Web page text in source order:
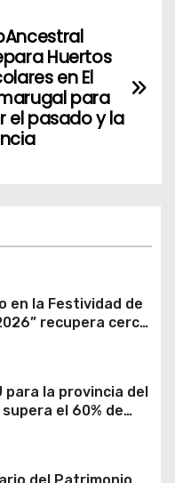
Huertos
en El
para
el pasado y la
en la Festividad de
recupera cerca
de
para la provincia del
el 60% de
construcción